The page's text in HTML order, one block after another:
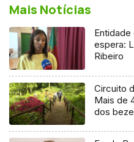
Mais Notícias
espera:
Ribeiro
Circuito
Mais de
dos